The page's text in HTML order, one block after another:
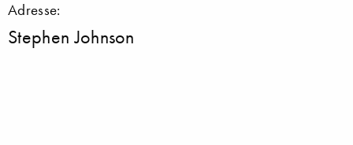
Adresse:
Stephen Johnson